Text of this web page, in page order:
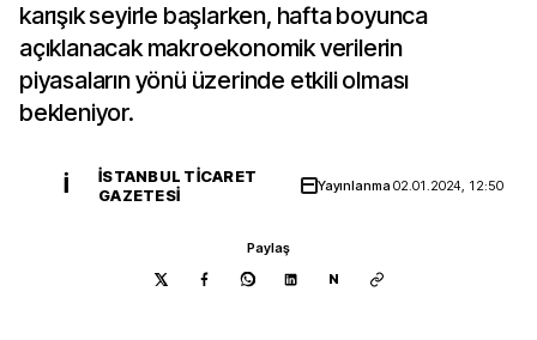
karışık seyirle başlarken, hafta boyunca
açıklanacak makroekonomik verilerin
piyasaların yönü üzerinde etkili olması
bekleniyor.
İ
İSTANBUL TICARET
GAZETESI
Yayınlanma02.01.2024, 12:50
Paylaş
N